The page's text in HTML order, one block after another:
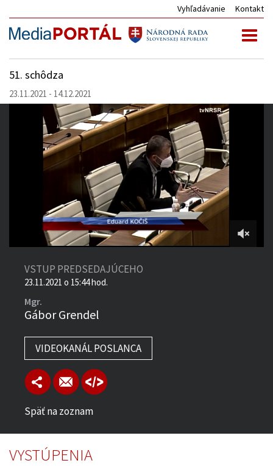
Vyhľadávanie Kontakt
51. schôdza
23.11.2021 - 14.12.2021
5:05:02
VSTUP PREDSEDAJÚCEHO
23.11.2021 o 15:44 hod.
Mgr.
Gábor Grendel
VIDEOKANÁL POSLANCA
Späť na zoznam
VYSTÚPENIA